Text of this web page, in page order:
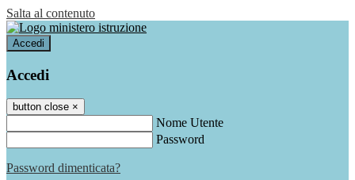
Salta al contenuto
Accedi
Accedi
button close ×
Nome Utente
Password
Password dimenticata?